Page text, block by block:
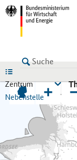
Zentrum
Nebenstelle+